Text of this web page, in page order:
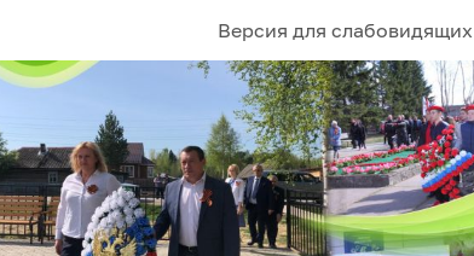
Версия для слабовидящих